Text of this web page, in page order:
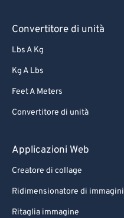
Convertitore di unità
Lbs A Kg
Kg A Lbs
Feet A Meters
Convertitore di unità
Applicazioni Web
Creatore di collage
Ridimensionatore di immagini
Ritaglia immagine